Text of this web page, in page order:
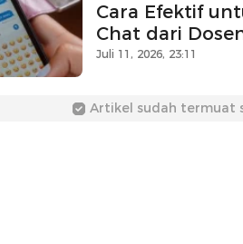
Cara Efektif
Chat dari
Juli 11, 2026, 23:11
Artikel sudah termuat